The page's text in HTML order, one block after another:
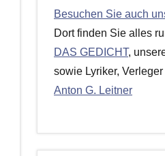
Besuchen Sie auch
Dort finden Sie alles
DAS GEDICHT,
sowie Lyriker,
Anton G. Leitner